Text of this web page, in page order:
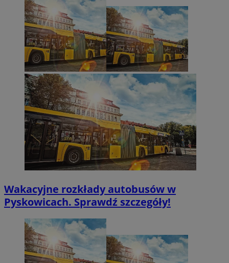
Wakacyjne rozkłady autobusów w
Pyskowicach. Sprawdź szczegóły!